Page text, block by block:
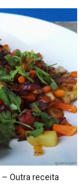
– Outra receita